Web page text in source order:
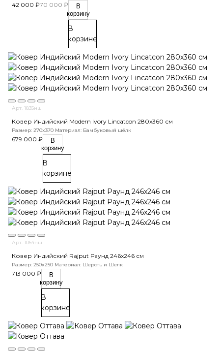
42 000 ₽70 000 ₽
В
корзину
В
корзине
Арт. 1835нш
Ковер Индийский Modern Ivory Lincatcon 280x360 см
Размер: 270x370 Материал: Бамбуковый шёлк
679 000 ₽
В
корзину
В
корзине
Арт. 1064нш
Ковер Индийский Rajput Раунд 246x246 см
Размер: 250x250 Материал: Шерсть и Шелк
713 000 ₽
В
корзину
В
корзине